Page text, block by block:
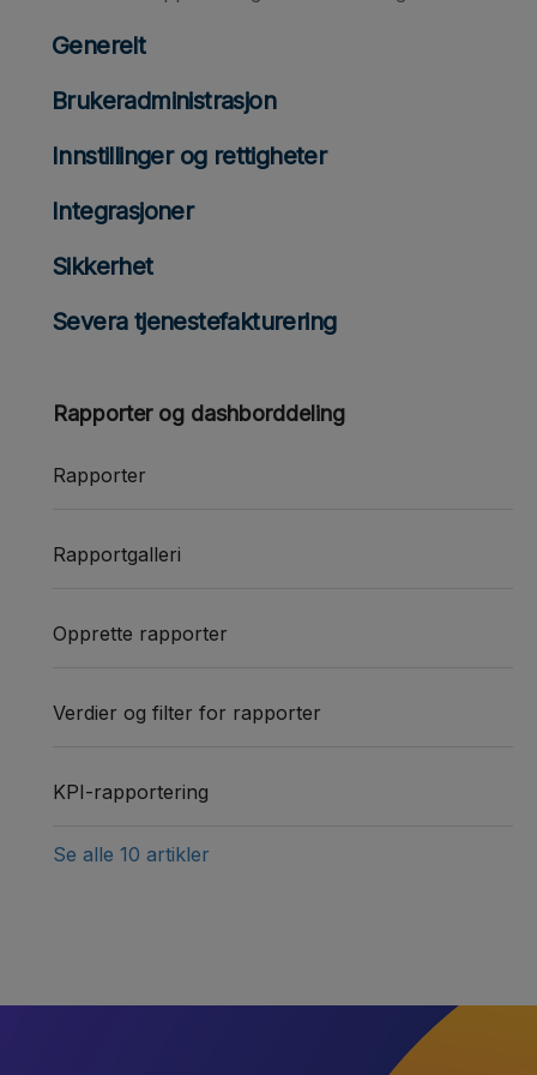
Generelt
Brukeradministrasjon
Innstillinger og rettigheter
Integrasjoner
Sikkerhet
Severa tjenestefakturering
Rapporter og dashborddeling
Rapporter
Rapportgalleri
Opprette rapporter
Verdier og filter for rapporter
KPI-rapportering
Se alle 10 artikler